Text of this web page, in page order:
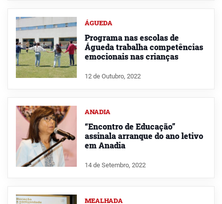
ÁGUEDA
Programa nas escolas de
Águeda trabalha competências
emocionais nas crianças
12 de Outubro, 2022
ANADIA
“Encontro de Educação”
assinala arranque do ano letivo
em Anadia
14 de Setembro, 2022
MEALHADA